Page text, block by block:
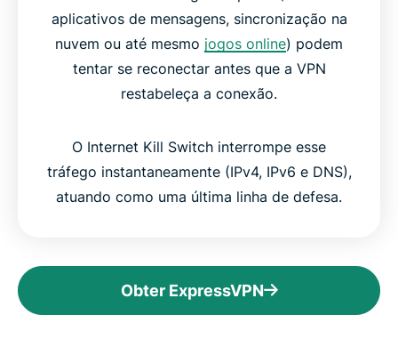
aplicativos de mensagens, sincronização na
nuvem ou até mesmo jogos online) podem
tentar se reconectar antes que a VPN
restabeleça a conexão.
O Internet Kill Switch interrompe esse
tráfego instantaneamente (IPv4, IPv6 e DNS),
atuando como uma última linha de defesa.
Obter ExpressVPN